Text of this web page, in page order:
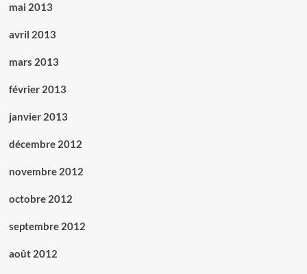
mai 2013
avril 2013
mars 2013
février 2013
janvier 2013
décembre 2012
novembre 2012
octobre 2012
septembre 2012
août 2012